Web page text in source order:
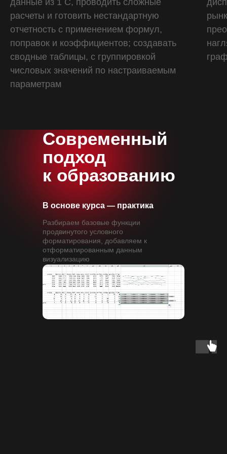
расчеты и готовить нестандартную
отчетность с применением формул,
поправок и коэффициентов; создавать
сводные таблицы, с группировкой
числовых значений по настраиваемым
параметрам
В основе курса — практика
Разбираем базовые функции
продвинутого условного
форматирования, добавляем к
отформатированным данным
визуализацию
Современный
подход
к образованию